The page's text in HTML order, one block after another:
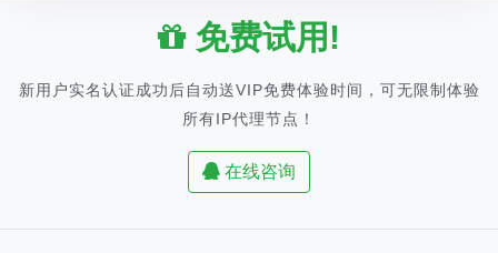
免费试用!
新用户实名认证成功后自动送VIP免费体验时间，可无限制体验
所有IP代理节点！
在线咨询